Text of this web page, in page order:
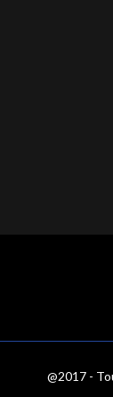
@2017 -